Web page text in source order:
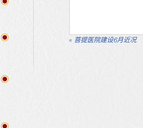
« 菩提医院建设6月近况